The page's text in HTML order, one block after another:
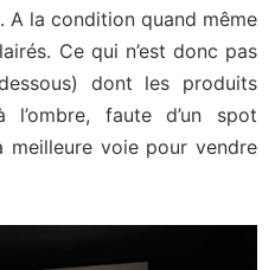
A la condition quand même
Ce qui n’est donc pas
dont les produits
faute d’un spot
meilleure voie pour vendre